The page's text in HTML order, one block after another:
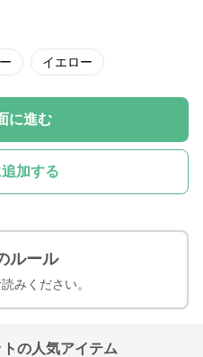
イエロー
に進む
加する
ルール
みください。
の人気アイテム